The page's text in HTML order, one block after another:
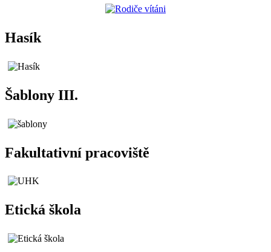
Hasík
Šablony III.
Fakultativní pracoviště
Etická škola